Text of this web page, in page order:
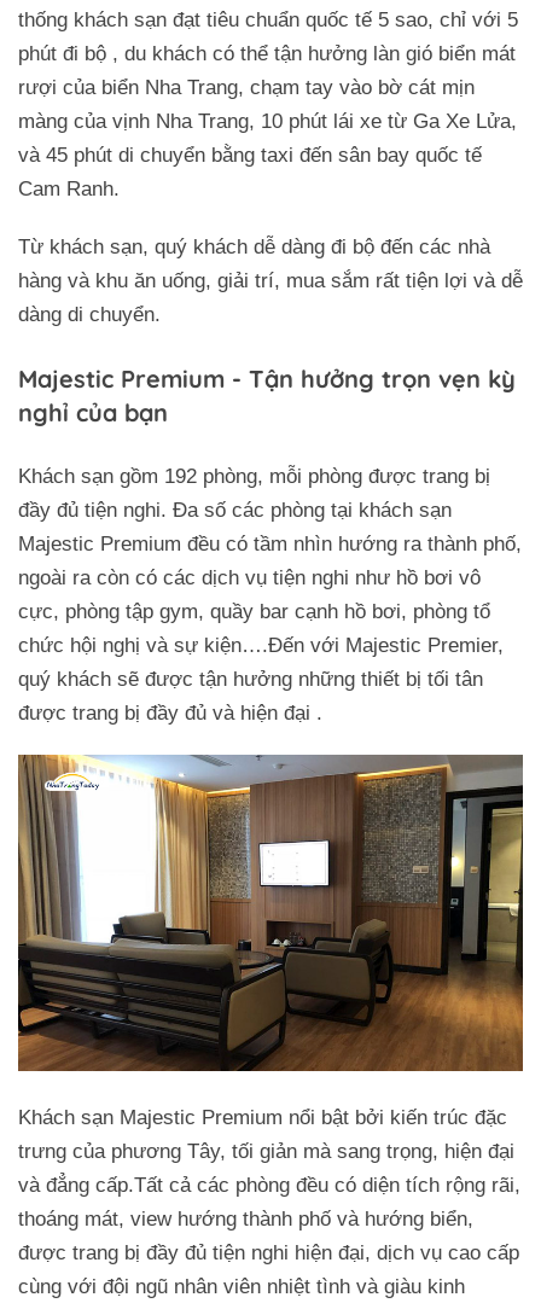
thống khách sạn đạt tiêu chuẩn quốc tế 5 sao, chỉ với 5
phút đi bộ , du khách có thể tận hưởng làn gió biển mát
rượi của biển Nha Trang, chạm tay vào bờ cát mịn
màng của vịnh Nha Trang, 10 phút lái xe từ Ga Xe Lửa,
và 45 phút di chuyển bằng taxi đến sân bay quốc tế
Cam Ranh.
Từ khách sạn, quý khách dễ dàng đi bộ đến các nhà
hàng và khu ăn uống, giải trí, mua sắm rất tiện lợi và dễ
dàng di chuyển.
Majestic Premium - Tận hưởng trọn vẹn kỳ
nghỉ của bạn
Khách sạn gồm 192 phòng, mỗi phòng được trang bị
đầy đủ tiện nghi. Đa số các phòng tại khách sạn
Majestic Premium đều có tầm nhìn hướng ra thành phố,
ngoài ra còn có các dịch vụ tiện nghi như hồ bơi vô
cực, phòng tập gym, quầy bar cạnh hồ bơi, phòng tổ
chức hội nghị và sự kiện….Đến với Majestic Premier,
quý khách sẽ được tận hưởng những thiết bị tối tân
được trang bị đầy đủ và hiện đại .
Khách sạn Majestic Premium nổi bật bởi kiến trúc đặc
trưng của phương Tây, tối giản mà sang trọng, hiện đại
và đẳng cấp.Tất cả các phòng đều có diện tích rộng rãi,
thoáng mát, view hướng thành phố và hướng biển,
được trang bị đầy đủ tiện nghi hiện đại, dịch vụ cao cấp
cùng với đội ngũ nhân viên nhiệt tình và giàu kinh